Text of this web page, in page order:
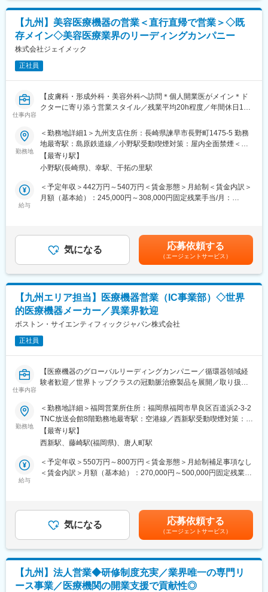
用フィルター・吸着材、集中治療関連製品
■業務におけるポイント：
・社内関係部門（製造、設計開発、品質管理、設備管理、本社品
質保証、薬事部門）と連携しながら業務を推進いただきます。
・サプライヤー監査や本社での研修参加等に伴い、年に数回程度
の出張があります。
■業務の魅力：
・患者様の安全・安心を支える品質保証業務を通じて、社会と医
・規制対応やQMS運用に携わりながら、専門性を高め、幅広い経
験を積むことができます。
■キャリアパス：
OJTを通じて医療機器QMSや国内外規制を習得し、監査対応や品
質保証業務を主体的に推進いただきます。
進し、全社的な品質体制強化に貢献いただくことを期待していま
す。
■働き方：
＜就業時間＞
・岡富工場：07:30～16:15 休憩時間：11:30～12:30
・大分工場：08:15～17:00 休憩時間：12:00～13:00
※フレックスタイム有り（コアタイム10:00～15:00）
＜年間休日数＞
・岡富工場：年間休日121日前後
【九州】美容医療機器の営業＜直行直帰で営業＞◇既
存メイン◇美容医療業界のリーディングカンパニー
株式会社ジェイメック
正社員
仕事内容
【皮膚科・形成外科・美容外科へ訪問＊個人開業医がメイン＊ド
クターに寄り添う営業スタイル／残業平均20h程度／年間休日123
■業務内容：
医療機器の提案営業をお任せいたします。
九州支店の顧客数はおよそ500施設です。一度お付き合いが始ま
ると、長期的なお付き合いになるクリニックが多いです。
常にすべての顧客へアプローチしているのではなく、お客様の状
況により、訪問頻度を変えながらフォローを行っています。
リューション営業
・学会・セミナーでのアテンド
※顧客は個人開業医がメインとなりますが、大学病院などへの営業
＜取扱製品＞
医療用レーザー機器、紫外線治療器、赤外線治療器、冷却療法用
装置等
■営業スタイル：
既存クリニックとのやり取りがメインになります。事前にアポイ
ントを取って訪問し、ヒアリングにてクリニックのニーズを掴
み、新製品の情報提供や提案営業を行います。また、学会・セミ
ナーへの出展も積極的に行い、その場で興味を持っていただいた
ドクターとのコネクションを作り、商談に繋げていきます。「与
要望に真摯に向き合い、常に最新で最適な商品を提供する知識と
提案力が求められるため、自社製品にとどまらず、他社や業界に
ついての幅広い引き出しを持つことが重要です。
九州支店の担当エリアは九州全域、沖縄、山口県です。社員ごと
とした働き方です。
週に1度程度ミーティングがあり、その際は九州支店（長崎県諫早
九州支店 営業課では課長（支店長）男性2名、女性1名が在籍し
ています。
九州支店には、他に執行役員2名（営業本部長、九州製造所長）、
フィールドエンジニアが4名（20～40代男性）、製造所5名（20～
50代男性）が就業しており、穏やかな人柄の社員が多いのが特徴
です。
勤務地
＜勤務地詳細1＞九州支店住所：長崎県諫早市長野町1475-5 勤務
地最寄駅：島原鉄道線／小野駅受動喫煙対策：屋内全面禁煙＜勤
務地詳細2＞直行直帰（九州エリア）住所：自宅からの直行直帰で
す。 受動喫煙対策：屋内全面禁煙変更の範囲：会社の定める事業
【最寄り駅】
小野駅(長崎県)、幸駅、干拓の里駅
給与
＜予定年収＞442万円～540万円＜賃金形態＞月給制＜賃金内訳＞
月額（基本給）：245,000円～308,000円固定残業手当/月：
はこれまでのご経験を考慮し、決定致します。※固定残業代は外勤
みなし手当として支給いたします。■賞与：年2回（6月・12月）※
業績によって特別賞与あり賃金はあくまでも目安の金額であり、
選考を通じて上下する可能性があります。月給(月額)は固定手当を
含めた表記です。
気になる 応募依頼する
（エージェントサービス）
【九州エリア担当】医療機器営業（IC事業部）◇世界
的医療機器メーカー／異業界歓迎
ボストン・サイエンティフィックジャパン株式会社
正社員
仕事内容
【医療機器のグローバルリーディングカンパニー／循環器領域経
験者歓迎／世界トップクラスの冠動脈治療製品を展開／取り扱い
★狭心症・心筋梗塞治療で使用されるステントや画像診断製品な
ど、最先端の循環器製品を取り扱います！
★医師とともに治療方針を考え、患者さんの命に直結する治療を
支援できる仕事です！
★循環器領域は医療機器営業の中でも特に専門性が高く、市場価
値の高いキャリアを形成できます！
Cardiology）にて、冠動脈疾患の治療に使用される医療機器の提
案営業をお任せします。
単なる製品販売ではなく、医師や医療従事者と連携しながら治療
狭心症や心筋梗塞などの冠動脈疾患に対し、ステントやバルーン
カテーテル、血管内イメージングシステムなどの先進的な医療機
器を用いた低侵襲治療の普及を通じて、患者さんの生命予後や
勤務地
＜勤務地詳細＞福岡営業所住所：福岡県福岡市早良区百道浜2-3-2
TNC放送会館8階勤務地最寄駅：空港線／西新駅受動喫煙対策：屋
内全面禁煙変更の範囲：会社の定める事業所（リモートワーク含
む）
【最寄り駅】
西新駅、藤崎駅(福岡県)、唐人町駅
給与
＜予定年収＞550万円～800万円＜賃金形態＞月給制補足事項なし
＜賃金内訳＞月額（基本給）：270,000円～500,000円固定残業手
＞※上記は、セールスインセンティブのターゲット金額を含めた理
論年収となります。セールスインセンティブは個人業績により算
定されます。※具体的な年収金額については能力・経験等を考慮し
て決定・提示いたします。賃金はあくまでも目安の金額であり、
選考を通じて上下する可能性があります。月給(月額)は固定手当を
含めた表記です。
気になる 応募依頼する
（エージェントサービス）
【九州】法人営業◆研修制度充実／業界唯一の専門リ
ース事業／医療機関の開業支援で貢献性◎